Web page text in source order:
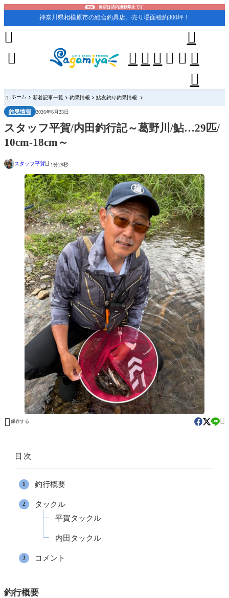
重要 当店は店内撮影禁止です
神奈川県相模原市の総合釣具店。売り場面積約300坪！
    





 ホーム 新着記事一覧 釣果情報 鮎友釣り釣果情報
釣果情報 2026年6月23日
スタッフ平賀/内田釣行記～葛野川/鮎…29匹/
10cm-18cm～
スタッフ平賀 1分29秒
 保存する 
目次
釣行概要
タックル
平賀タックル
内田タックル
コメント
釣行概要